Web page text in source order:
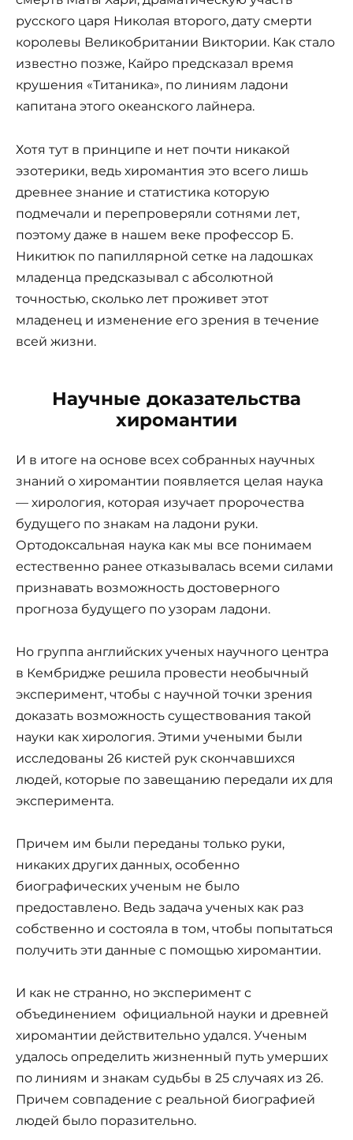
русского царя Николая второго, дату смерти
королевы Великобритании Виктории. Как стало
известно позже, Кайро предсказал время
крушения «Титаника», по линиям ладони
капитана этого океанского лайнера.
Хотя тут в принципе и нет почти никакой
эзотерики, ведь хиромантия это всего лишь
древнее знание и статистика которую
подмечали и перепроверяли сотнями лет,
поэтому даже в нашем веке профессор Б.
Никитюк по папиллярной сетке на ладошках
младенца предсказывал с абсолютной
точностью, сколько лет проживет этот
младенец и изменение его зрения в течение
всей жизни.
Научные доказательства
хиромантии
И в итоге на основе всех собранных научных
знаний о хиромантии появляется целая наука
— хирология, которая изучает пророчества
будущего по знакам на ладони руки.
Ортодоксальная наука как мы все понимаем
естественно ранее отказывалась всеми силами
признавать возможность достоверного
прогноза будущего по узорам ладони.
Но группа английских ученых научного центра
в Кембридже решила провести необычный
эксперимент, чтобы с научной точки зрения
доказать возможность существования такой
науки как хирология. Этими учеными были
исследованы 26 кистей рук скончавшихся
людей, которые по завещанию передали их для
эксперимента.
Причем им были переданы только руки,
никаких других данных, особенно
биографических ученым не было
предоставлено. Ведь задача ученых как раз
собственно и состояла в том, чтобы попытаться
получить эти данные с помощью хиромантии.
И как не странно, но эксперимент с
объединением официальной науки и древней
хиромантии действительно удался. Ученым
удалось определить жизненный путь умерших
по линиям и знакам судьбы в 25 случаях из 26.
Причем совпадение с реальной биографией
людей было поразительно.